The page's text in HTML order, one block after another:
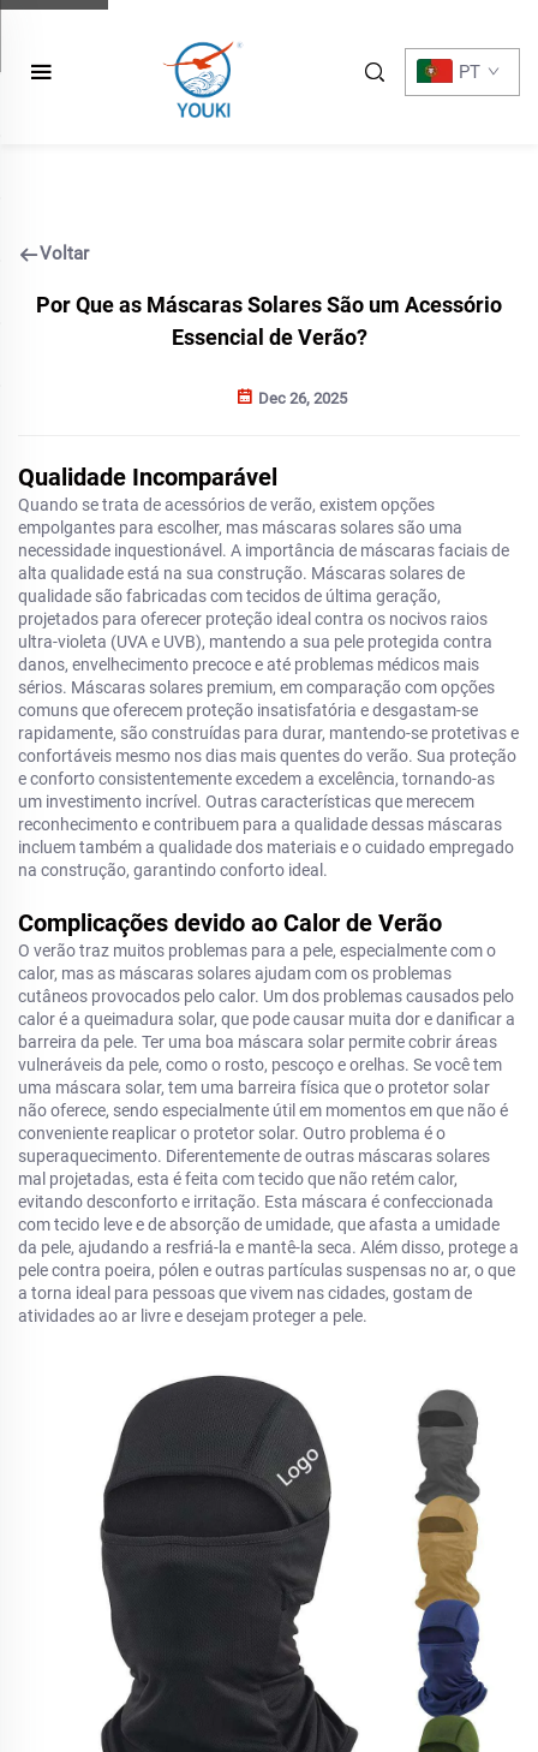
PT
Voltar
Por Que as Máscaras Solares São um Acessório
Essencial de Verão?
Dec 26, 2025
Qualidade Incomparável
Quando se trata de acessórios de verão, existem opções
empolgantes para escolher, mas máscaras solares são uma
necessidade inquestionável. A importância de máscaras faciais de
alta qualidade está na sua construção. Máscaras solares de
qualidade são fabricadas com tecidos de última geração,
projetados para oferecer proteção ideal contra os nocivos raios
ultra-violeta (UVA e UVB), mantendo a sua pele protegida contra
danos, envelhecimento precoce e até problemas médicos mais
sérios. Máscaras solares premium, em comparação com opções
comuns que oferecem proteção insatisfatória e desgastam-se
rapidamente, são construídas para durar, mantendo-se protetivas e
confortáveis mesmo nos dias mais quentes do verão. Sua proteção
e conforto consistentemente excedem a excelência, tornando-as
um investimento incrível. Outras características que merecem
reconhecimento e contribuem para a qualidade dessas máscaras
incluem também a qualidade dos materiais e o cuidado empregado
na construção, garantindo conforto ideal.
Complicações devido ao Calor de Verão
O verão traz muitos problemas para a pele, especialmente com o
calor, mas as máscaras solares ajudam com os problemas
cutâneos provocados pelo calor. Um dos problemas causados pelo
calor é a queimadura solar, que pode causar muita dor e danificar a
barreira da pele. Ter uma boa máscara solar permite cobrir áreas
vulneráveis da pele, como o rosto, pescoço e orelhas. Se você tem
uma máscara solar, tem uma barreira física que o protetor solar
não oferece, sendo especialmente útil em momentos em que não é
conveniente reaplicar o protetor solar. Outro problema é o
superaquecimento. Diferentemente de outras máscaras solares
mal projetadas, esta é feita com tecido que não retém calor,
evitando desconforto e irritação. Esta máscara é confeccionada
com tecido leve e de absorção de umidade, que afasta a umidade
da pele, ajudando a resfriá-la e mantê-la seca. Além disso, protege a
pele contra poeira, pólen e outras partículas suspensas no ar, o que
a torna ideal para pessoas que vivem nas cidades, gostam de
atividades ao ar livre e desejam proteger a pele.